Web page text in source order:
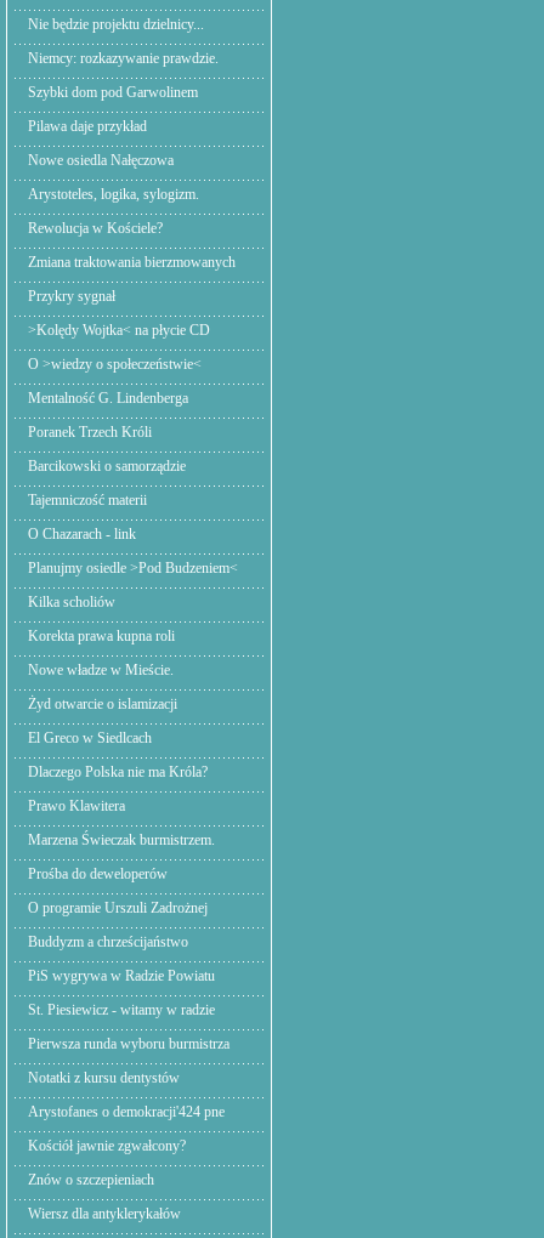
Nie będzie projektu dzielnicy...
Niemcy: rozkazywanie prawdzie.
Szybki dom pod Garwolinem
Pilawa daje przykład
Nowe osiedla Nałęczowa
Arystoteles, logika, sylogizm.
Rewolucja w Kościele?
Zmiana traktowania bierzmowanych
Przykry sygnał
>Kolędy Wojtka< na płycie CD
O >wiedzy o społeczeństwie<
Mentalność G. Lindenberga
Poranek Trzech Króli
Barcikowski o samorządzie
Tajemniczość materii
O Chazarach - link
Planujmy osiedle >Pod Budzeniem<
Kilka scholiów
Korekta prawa kupna roli
Nowe władze w Mieście.
Żyd otwarcie o islamizacji
El Greco w Siedlcach
Dlaczego Polska nie ma Króla?
Prawo Klawitera
Marzena Świeczak burmistrzem.
Prośba do deweloperów
O programie Urszuli Zadrożnej
Buddyzm a chrześcijaństwo
PiS wygrywa w Radzie Powiatu
St. Piesiewicz - witamy w radzie
Pierwsza runda wyboru burmistrza
Notatki z kursu dentystów
Arystofanes o demokracji'424 pne
Kościół jawnie zgwałcony?
Znów o szczepieniach
Wiersz dla antyklerykałów